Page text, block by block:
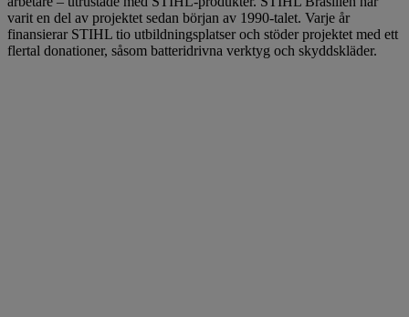
varit en del av projektet sedan början av 1990-talet. Varje år
finansierar STIHL tio utbildningsplatser och stöder projektet med ett
flertal donationer, såsom batteridrivna verktyg och skyddskläder.